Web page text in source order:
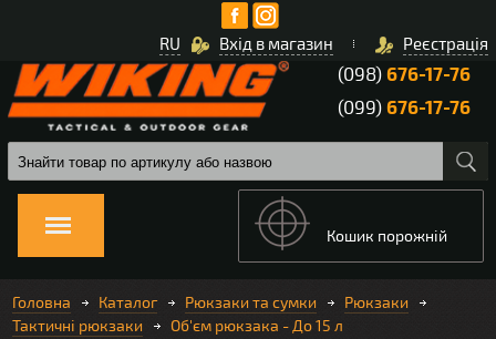
Вхід в магазин Реєстрація
RU
(098)676-17-76
(099)676-17-76
Кошик порожній
Головна Каталог Рюкзаки та сумки
Рюкзаки
Тактичні рюкзаки
Об'єм рюкзака - До 15 л